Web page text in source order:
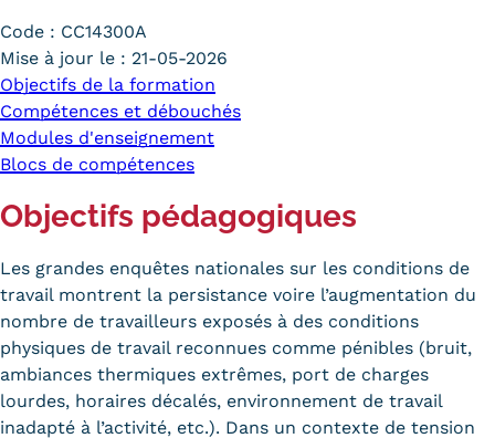
Carte lieux et centres Cnam en
BFC
Nos centres administratifs
Quoi de neuf au Cnam BFC?
Actualités
Revue de presse
Contact
Contacts services
Code : CC14300A
Mise à jour le : 21-05-2026
Objectifs de la formation
Compétences et débouchés
Modules d'enseignement
Blocs de compétences
Objectifs pédagogiques
Les grandes enquêtes nationales sur les conditions de
travail montrent la persistance voire l’augmentation du
nombre de travailleurs exposés à des conditions
physiques de travail reconnues comme pénibles (bruit,
ambiances thermiques extrêmes, port de charges
lourdes, horaires décalés, environnement de travail
inadapté à l’activité, etc.). Dans un contexte de tension